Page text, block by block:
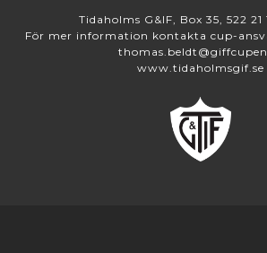
Tidaholms G&IF, Box 35, 522
För mer information kontakta cup-
www.tidaholmsgif.se